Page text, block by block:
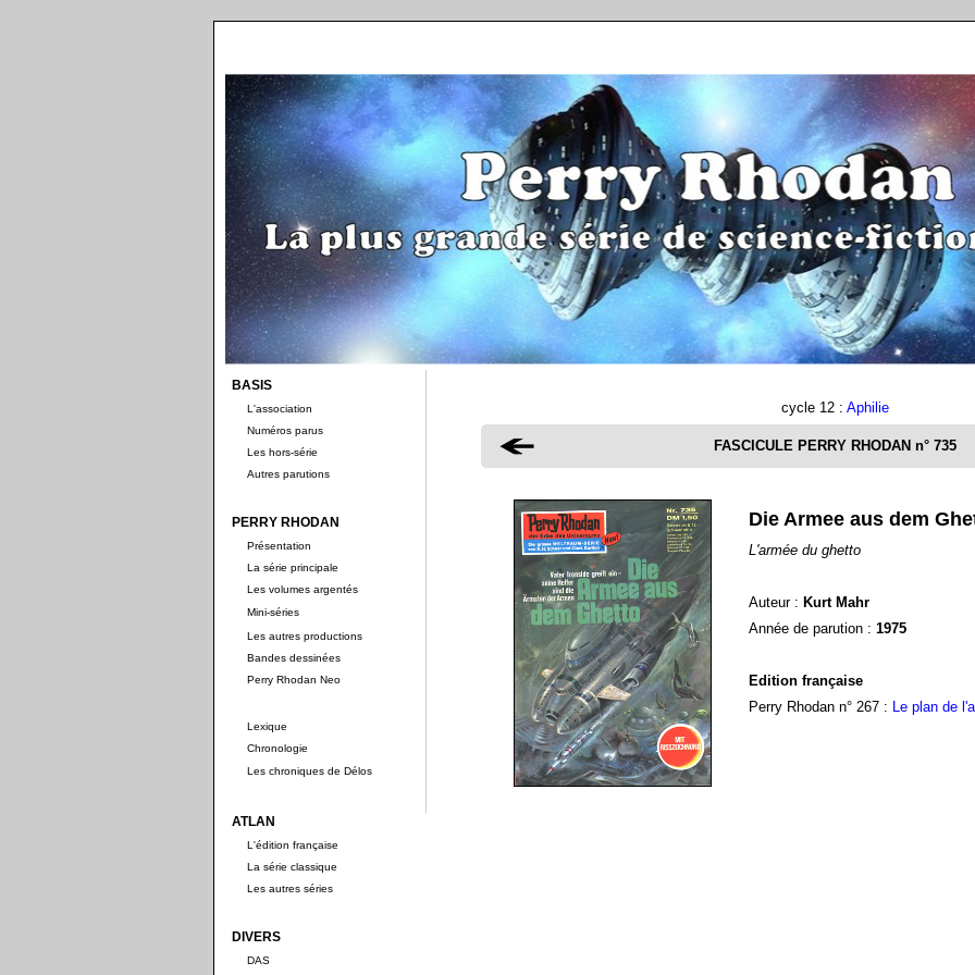
BASIS
L'association
Numéros parus
Les hors-série
Autres parutions
PERRY RHODAN
Présentation
La série principale
Les volumes argentés
Mini-séries
Les autres productions
Bandes dessinées
Perry Rhodan Neo
Lexique
Chronologie
Les chroniques de Délos
ATLAN
L'édition française
La série classique
Les autres séries
DIVERS
DAS
cycle 12 : Aphilie
FASCICULE PERRY RHODAN n° 735
Die Armee aus dem
L'armée du ghetto
Auteur : Kurt Mahr
Année de parution : 1975
Edition française
Perry Rhodan n° 267 : Le plan de